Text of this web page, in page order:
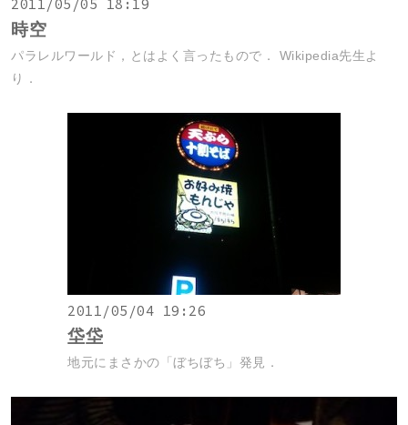
2011/05/05 18:19
時空
パラレルワールド，とはよく言ったもので． Wikipedia先生よ
り．
2011/05/04 19:26
垈垈
地元にまさかの「ぼちぼち」発見．